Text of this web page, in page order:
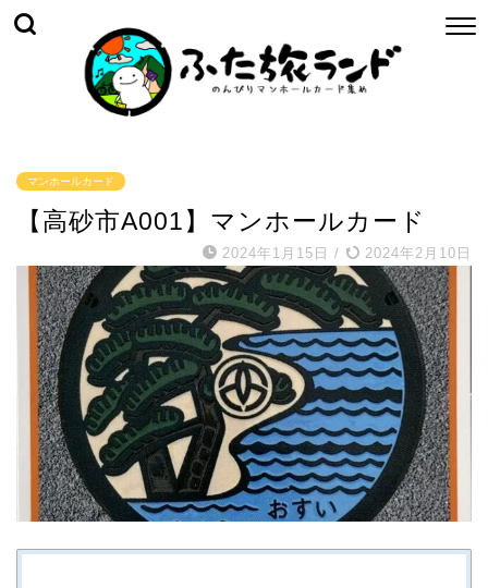
マンホールカード
【高砂市A001】マンホールカード
2024年1月15日 / 2024年2月10日